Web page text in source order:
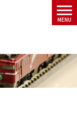
メニ
MENU